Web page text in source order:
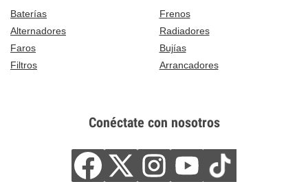
Baterías
Frenos
Alternadores
Radiadores
Faros
Bujías
Filtros
Arrancadores
Conéctate con nosotros